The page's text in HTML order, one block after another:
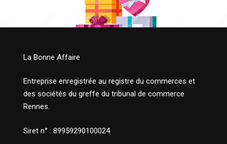
La Bonne Affaire
Entreprise enregistrée au registre du commerces et
des sociétés du greffe du tribunal de commerce
Rennes.
Siret n° : 89959290100024